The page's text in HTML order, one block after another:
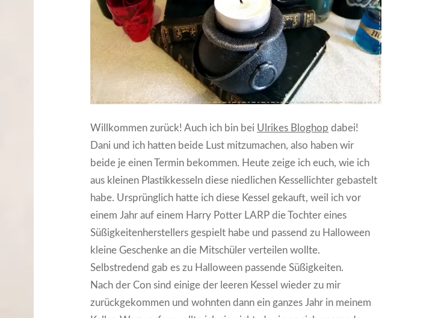
Willkommen zurück! Auch ich bin bei Ulrikes Bloghop dabei!
Dani und ich hatten beide Lust mitzumachen, also haben wir
beide je einen Termin bekommen. Heute zeige ich euch, wie ich
aus kleinen Plastikkesseln diese niedlichen Kessellichter gebastelt
habe. Ursprünglich hatte ich diese Kessel gekauft, weil ich vor
einem Jahr auf einem Harry Potter LARP die Tochter eines
Süßigkeitenherstellers gespielt habe und passend zu Halloween
kleine Geschenke an die Mitschüler verteilen wollte.
Selbstredend gab es zu Halloween passende Süßigkeiten.
Nach der Con sind einige der leeren Kessel wieder zu mir
zurückgekommen und wohnten dann ein ganzes Jahr in meinem